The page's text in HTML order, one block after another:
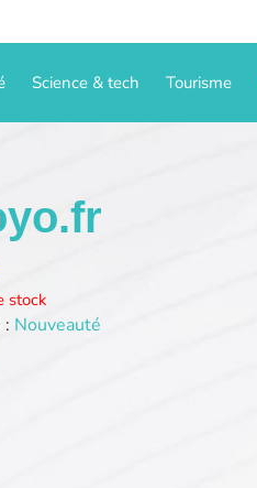
Science & tech Tourisme
stock
: Nouveauté